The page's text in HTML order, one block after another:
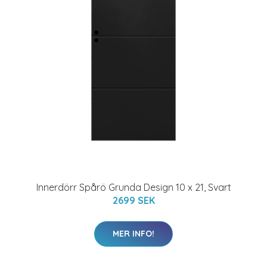
Innerdörr Spårö Grunda Design 10 x 21, Svart
2699 SEK
MER INFO!